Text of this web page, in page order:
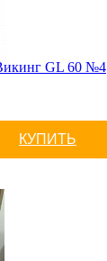
GL 60 №4
КУПИТЬ